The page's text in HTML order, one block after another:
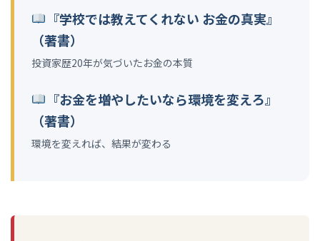
『学校では教えてくれない お金の真実』
（著書）
投資家歴20年が気づいたお金の本質
『お金を増やしたいなら環境を変えろ』
（著書）
環境を変えれば、結果が変わる